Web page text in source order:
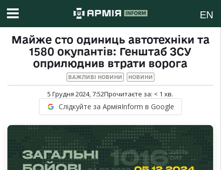
EN
Майже сто одиниць автотехніки та
1580 окупантів: Генштаб ЗСУ
оприлюднив втрати ворога
ВАЖЛИВІ НОВИНИ НОВИНИ
5 Грудня 2024, 7:52Прочитаєте за: < 1 хв.
Слідкуйте за АрміяInform в Google